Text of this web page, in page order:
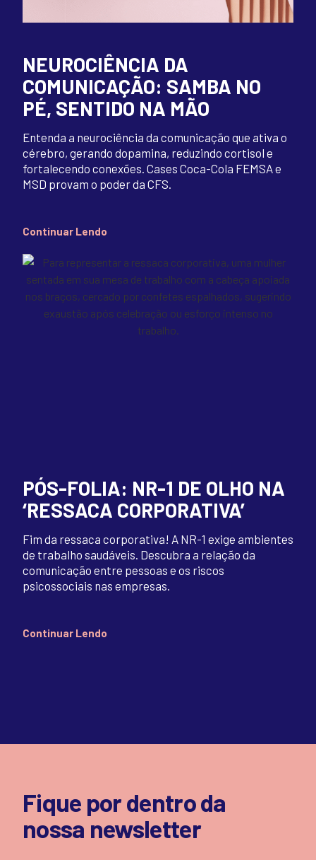
NEUROCIÊNCIA DA
COMUNICAÇÃO: SAMBA NO
PÉ, SENTIDO NA MÃO
Entenda a neurociência da comunicação que ativa o
cérebro, gerando dopamina, reduzindo cortisol e
fortalecendo conexões. Cases Coca-Cola FEMSA e
MSD provam o poder da CFS.
Continuar Lendo
PÓS-FOLIA: NR-1 DE OLHO NA
‘RESSACA CORPORATIVA’
Fim da ressaca corporativa! A NR-1 exige ambientes
de trabalho saudáveis. Descubra a relação da
comunicação entre pessoas e os riscos
psicossociais nas empresas.
Continuar Lendo
Fique por dentro da
nossa newsletter